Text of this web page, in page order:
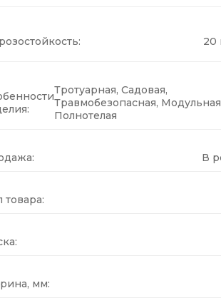
20
Тротуарная, Садовая,
Травмобезопасная,
Полнотелая
В
товара:
мм: